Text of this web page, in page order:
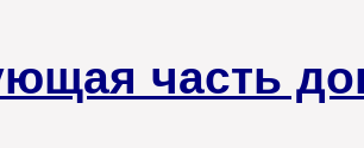
часть